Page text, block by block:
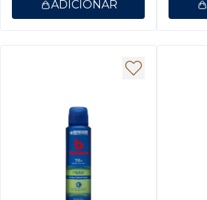
ADICIONAR